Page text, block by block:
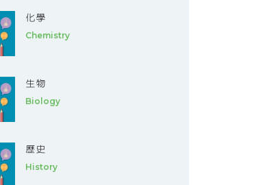
化學
Chemistry
生物
Biology
歷史
History